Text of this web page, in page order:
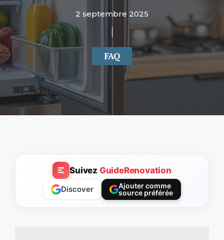
2 septembre 2025
FAQ
Suivez GuideRenovation
Discover
Ajouter comme
source préférée